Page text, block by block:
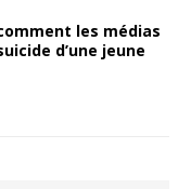
les médias
d’une jeune